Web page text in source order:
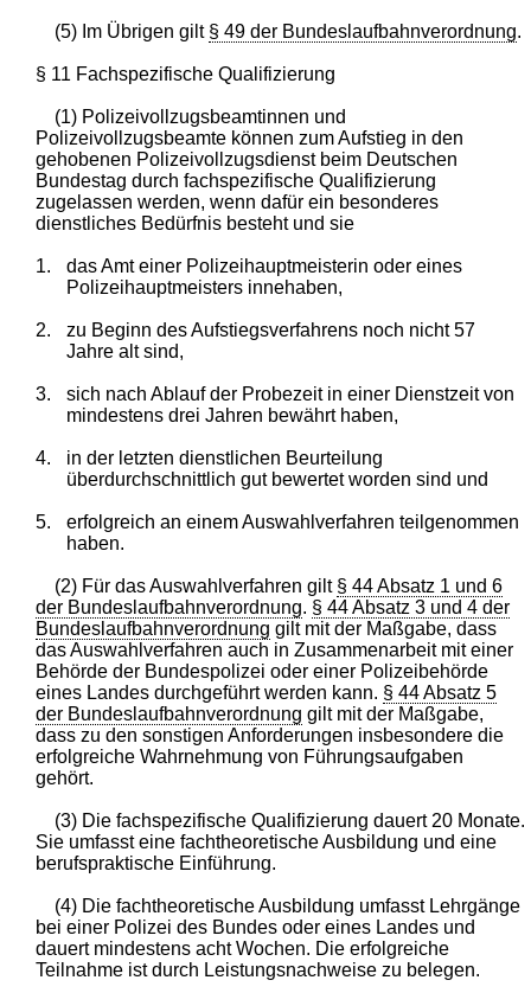
(5) Im Übrigen gilt § 49 der Bundeslaufbahnverordnung.
§ 11 Fachspezifische Qualifizierung
(1) Polizeivollzugsbeamtinnen und
Polizeivollzugsbeamte können zum Aufstieg in den
gehobenen Polizeivollzugsdienst beim Deutschen
Bundestag durch fachspezifische Qualifizierung
zugelassen werden, wenn dafür ein besonderes
dienstliches Bedürfnis besteht und sie
1.
das Amt einer Polizeihauptmeisterin oder eines
Polizeihauptmeisters innehaben,
2.
zu Beginn des Aufstiegsverfahrens noch nicht 57
Jahre alt sind,
3.
sich nach Ablauf der Probezeit in einer Dienstzeit von
mindestens drei Jahren bewährt haben,
4.
in der letzten dienstlichen Beurteilung
überdurchschnittlich gut bewertet worden sind und
5.
erfolgreich an einem Auswahlverfahren teilgenommen
haben.
(2) Für das Auswahlverfahren gilt § 44 Absatz 1 und 6
der Bundeslaufbahnverordnung. § 44 Absatz 3 und 4 der
Bundeslaufbahnverordnung gilt mit der Maßgabe, dass
das Auswahlverfahren auch in Zusammenarbeit mit einer
Behörde der Bundespolizei oder einer Polizeibehörde
eines Landes durchgeführt werden kann. § 44 Absatz 5
der Bundeslaufbahnverordnung gilt mit der Maßgabe,
dass zu den sonstigen Anforderungen insbesondere die
erfolgreiche Wahrnehmung von Führungsaufgaben
gehört.
(3) Die fachspezifische Qualifizierung dauert 20 Monate.
Sie umfasst eine fachtheoretische Ausbildung und eine
berufspraktische Einführung.
(4) Die fachtheoretische Ausbildung umfasst Lehrgänge
bei einer Polizei des Bundes oder eines Landes und
dauert mindestens acht Wochen. Die erfolgreiche
Teilnahme ist durch Leistungsnachweise zu belegen.